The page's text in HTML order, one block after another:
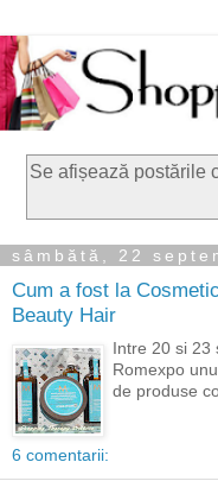
Se afișează postările
sâmbătă, 22
Cum a fost la
Beauty Hair
Intre 20 si 23
Romexpo
de produse
6 comentarii: